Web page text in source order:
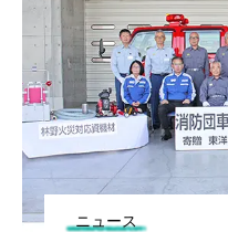
ニュース